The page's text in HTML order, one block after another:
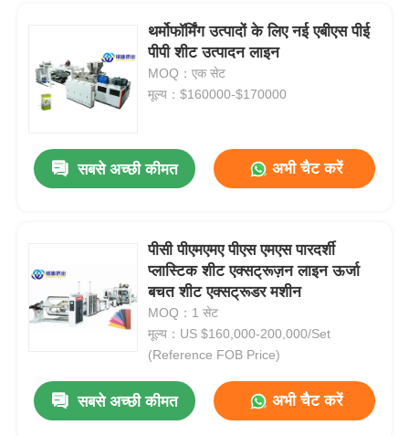
थर्मोफॉर्मिंग उत्पादों के लिए नई एबीएस पीई
पीपी शीट उत्पादन लाइन
MOQ：एक सेट
मूल्य：$160000-$170000
सबसे अच्छी कीमत अभी चैट करें
पीसी पीएमएमए पीएस एमएस पारदर्शी
प्लास्टिक शीट एक्सट्रूज़न लाइन ऊर्जा
बचत शीट एक्सट्रूडर मशीन
MOQ：1 सेट
मूल्य：US $160,000-200,000/Set
(Reference FOB Price)
सबसे अच्छी कीमत अभी चैट करें